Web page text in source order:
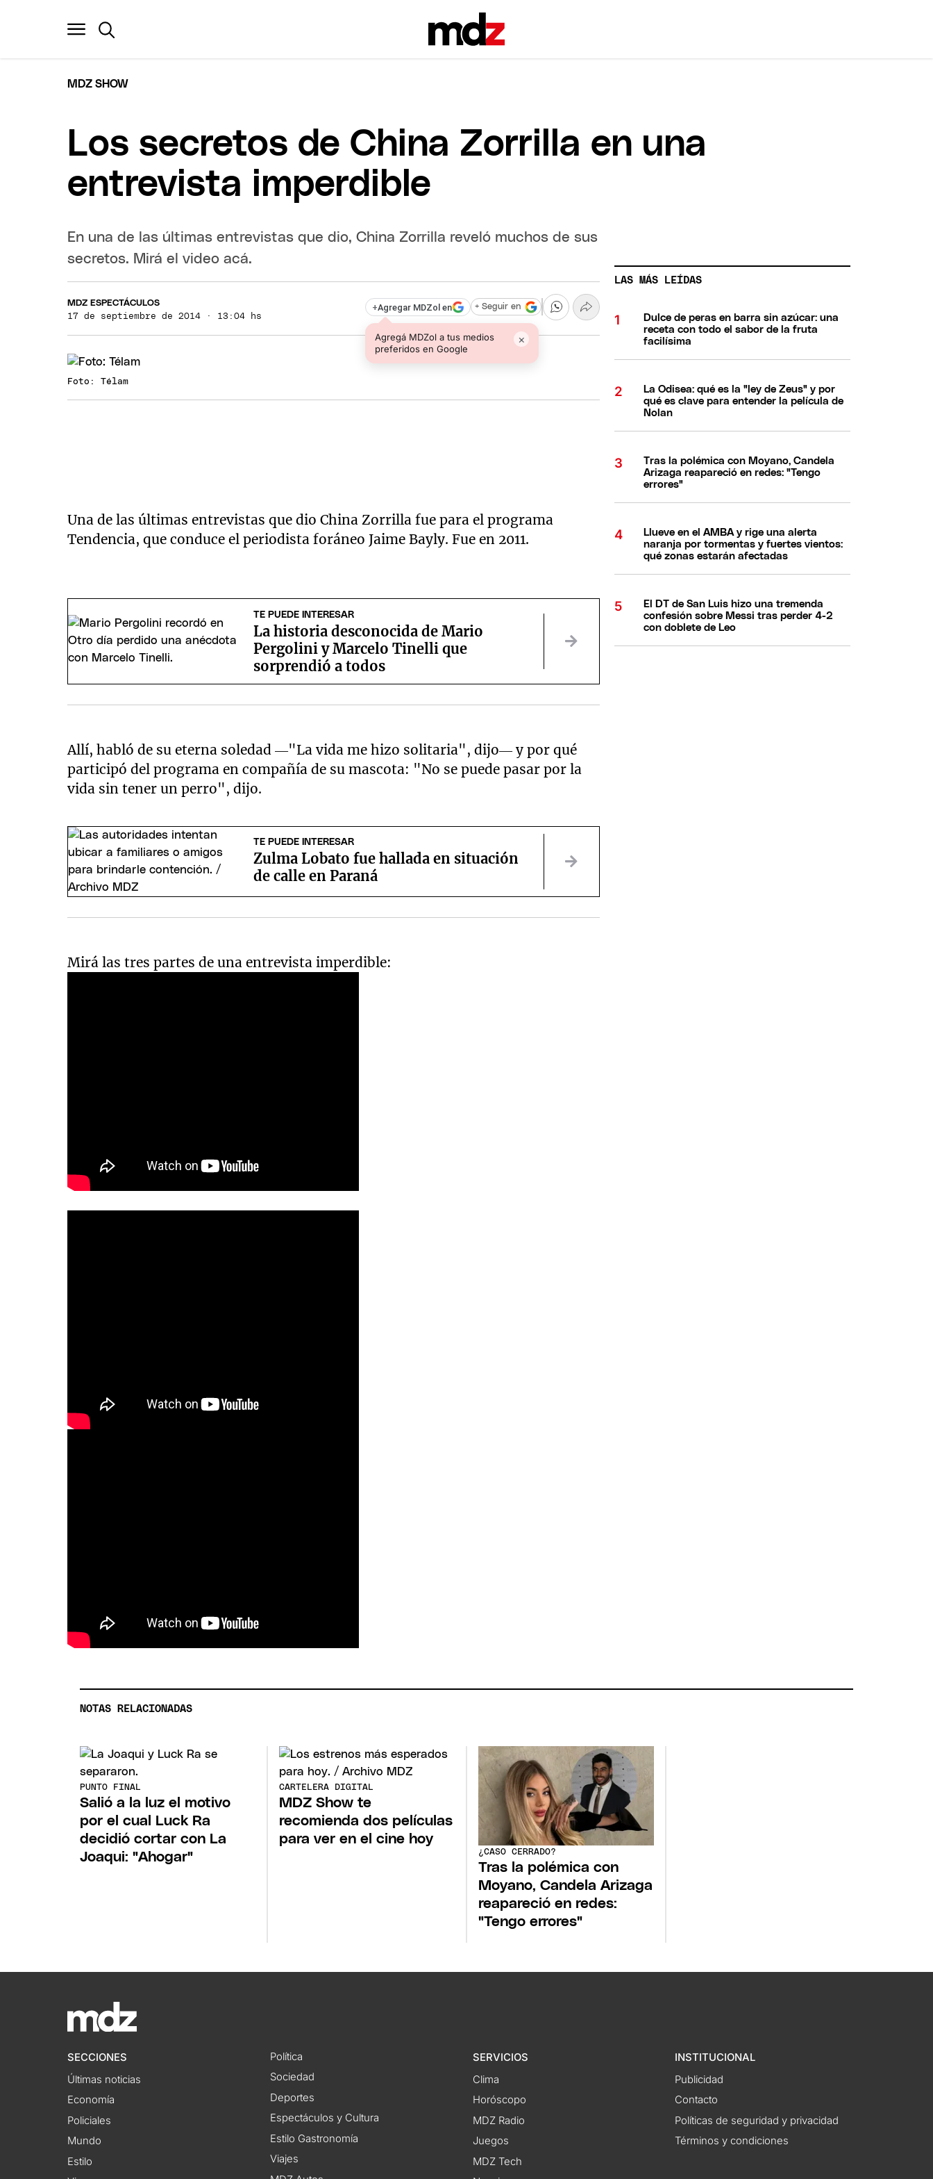
MDZ SHOW
Los secretos de China Zorrilla en una
entrevista imperdible
En una de las últimas entrevistas que dio, China Zorrilla reveló muchos de sus
secretos. Mirá el video acá.
MDZ ESPECTÁCULOS
17 de septiembre de 2014 · 13:04 hs
+Agregar MDZol en
Agregá MDZol a tus medios
preferidos en Google
×
+ Seguir en
Foto: Télam
Una de las últimas entrevistas que dio China Zorrilla fue para el programa
Tendencia, que conduce el periodista foráneo Jaime Bayly. Fue en 2011.
TE PUEDE INTERESAR
La historia desconocida de Mario
Pergolini y Marcelo Tinelli que
sorprendió a todos
Allí, habló de su eterna soledad —"La vida me hizo solitaria", dijo— y por qué
participó del programa en compañía de su mascota: "No se puede pasar por la
vida sin tener un perro", dijo.
TE PUEDE INTERESAR
Zulma Lobato fue hallada en situación
de calle en Paraná
Mirá las tres partes de una entrevista imperdible:
LAS MÁS LEÍDAS
Dulce de peras en barra sin azúcar: una
receta con todo el sabor de la fruta
facilísima
La Odisea: qué es la "ley de Zeus" y por
qué es clave para entender la película de
Nolan
Tras la polémica con Moyano, Candela
Arizaga reapareció en redes: "Tengo
errores"
Llueve en el AMBA y rige una alerta
naranja por tormentas y fuertes vientos:
qué zonas estarán afectadas
El DT de San Luis hizo una tremenda
confesión sobre Messi tras perder 4-2
con doblete de Leo
NOTAS RELACIONADAS
PUNTO FINAL
Salió a la luz el motivo
por el cual Luck Ra
decidió cortar con La
Joaqui: "Ahogar"
CARTELERA DIGITAL
MDZ Show te
recomienda dos películas
para ver en el cine hoy
¿CASO CERRADO?
Tras la polémica con
Moyano, Candela Arizaga
reapareció en redes:
"Tengo errores"
SECCIONES
Últimas noticias
Economía
Policiales
Mundo
Estilo
Política
Sociedad
Deportes
Espectáculos y Cultura
Estilo Gastronomía
Viajes
SERVICIOS
Clima
Horóscopo
MDZ Radio
Juegos
MDZ Tech
INSTITUCIONAL
Publicidad
Contacto
Políticas de seguridad y privacidad
Términos y condiciones